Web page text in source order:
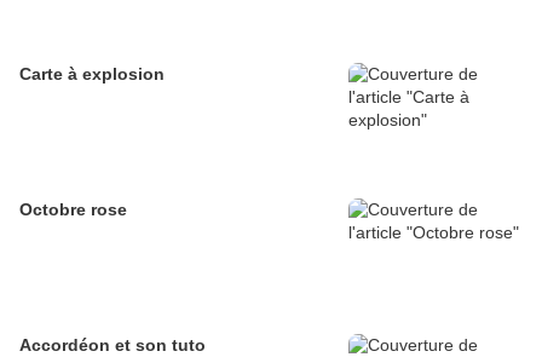
Carte à explosion
Octobre rose
Accordéon et son tuto